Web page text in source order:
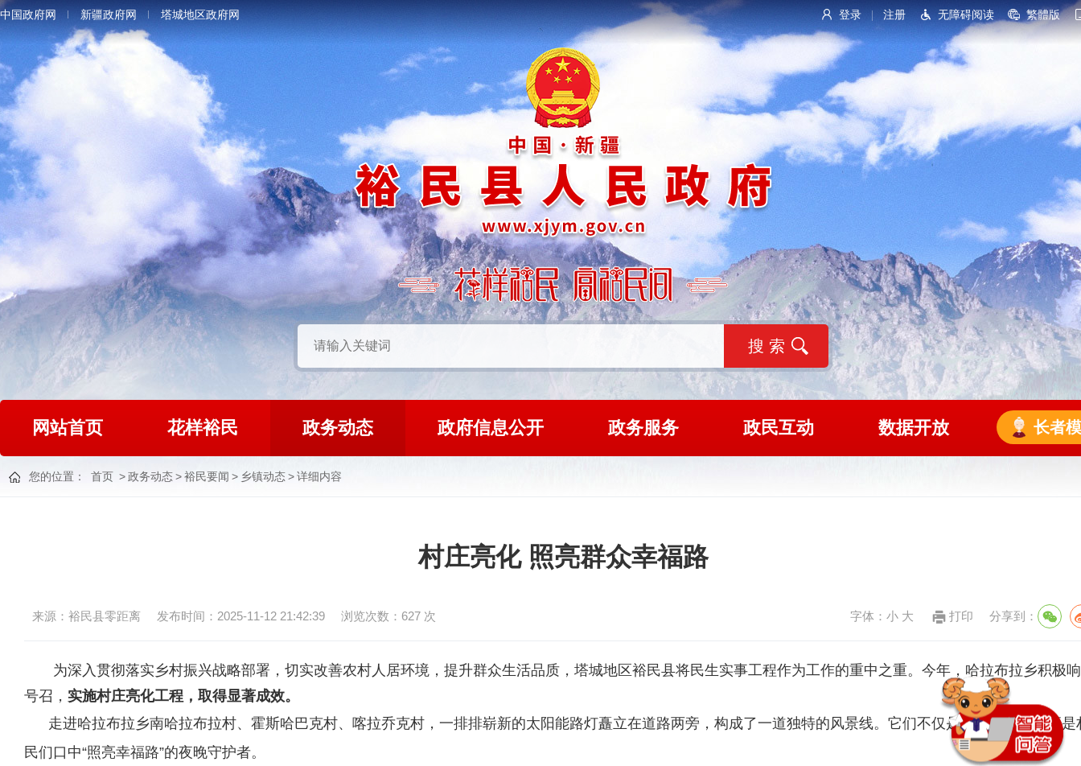
登录 注册 无障碍阅读 繁體版
中国政府网 新疆政府网 塔城地区政府网
网站首页 花样裕民 政务动态 政府信息公开 政务服务 政民互动 数据开放 长者
您的位置： 首页 >政务动态>裕民要闻 > 乡镇动态>详细内容
村庄亮化 照亮群众幸福路
来源：裕民县零距离 发布时间：2025-11-12 21:42:39 浏览次数： 627 次 字体： 小 大 打印 分享到：
为深入贯彻落实乡村振兴战略部署，切实改善农村人居环境，提升群众生活品质，塔城地区裕民县将民生实事工程作为工作的重中之重。今年，哈拉布拉乡积极
号召， 实施村庄亮化工程 ， 取得显著成效。
走进哈拉布拉乡南哈拉布拉村、霍斯哈巴克村、喀拉乔克村 ， 一排排崭新的太阳能路灯矗立在道路两旁，构成了一道独特的风景线。它们不仅是白天的景观，更是
民们口中“照亮幸福路”的夜晚守护者。